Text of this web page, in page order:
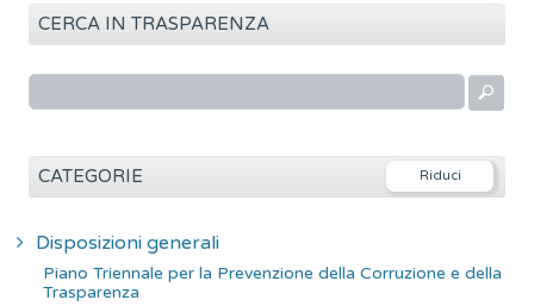
CERCA IN TRASPARENZA
r
CATEGORIE
Disposizioni generali
Piano Triennale per la Prevenzione della Corruzione e della
Trasparenza